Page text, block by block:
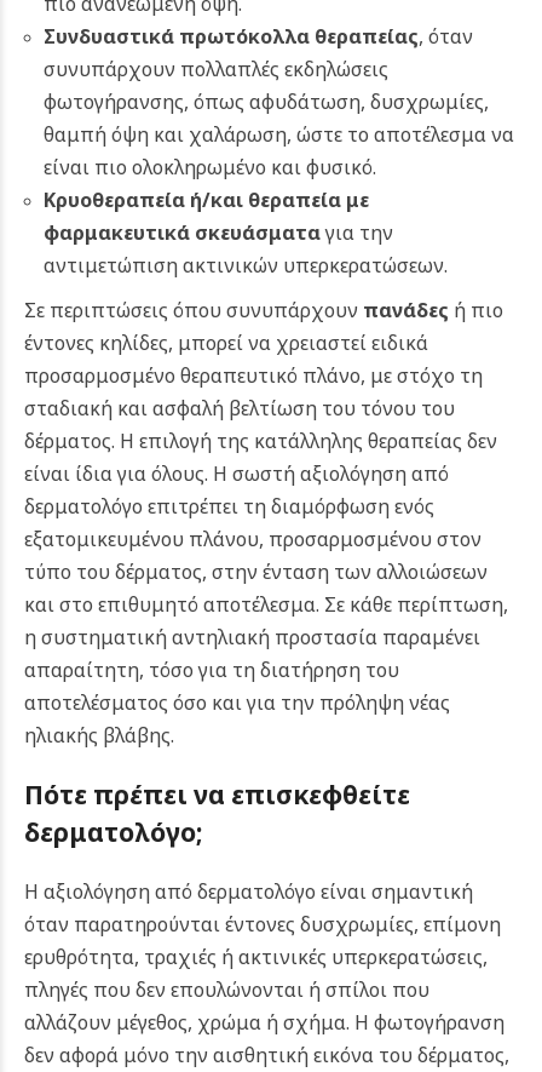
Συνδυαστικά πρωτόκολλα θεραπείας, όταν
συνυπάρχουν πολλαπλές εκδηλώσεις
φωτογήρανσης, όπως αφυδάτωση, δυσχρωμίες,
θαμπή όψη και χαλάρωση, ώστε το αποτέλεσμα να
είναι πιο ολοκληρωμένο και φυσικό.
Κρυοθεραπεία ή/και θεραπεία με
φαρμακευτικά σκευάσματαγια την
αντιμετώπιση ακτινικών υπερκερατώσεων.
Σε περιπτώσεις όπου συνυπάρχουν πανάδες ή πιο
έντονες κηλίδες, μπορεί να χρειαστεί ειδικά
προσαρμοσμένο θεραπευτικό πλάνο, με στόχο τη
σταδιακή και ασφαλή βελτίωση του τόνου του
δέρματος. Η επιλογή της κατάλληλης θεραπείας δεν
είναι ίδια για όλους. Η σωστή αξιολόγηση από
δερματολόγο επιτρέπει τη διαμόρφωση ενός
εξατομικευμένου πλάνου, προσαρμοσμένου στον
τύπο του δέρματος, στην ένταση των αλλοιώσεων
και στο επιθυμητό αποτέλεσμα. Σε κάθε περίπτωση,
η συστηματική αντηλιακή προστασία παραμένει
απαραίτητη, τόσο για τη διατήρηση του
αποτελέσματος όσο και για την πρόληψη νέας
ηλιακής βλάβης.
Πότε πρέπει να επισκεφθείτε
δερματολόγο;
Η αξιολόγηση από δερματολόγο είναι σημαντική
όταν παρατηρούνται έντονες δυσχρωμίες, επίμονη
ερυθρότητα, τραχιές ή ακτινικές υπερκερατώσεις,
πληγές που δεν επουλώνονται ή σπίλοι που
αλλάζουν μέγεθος, χρώμα ή σχήμα. Η φωτογήρανση
δεν αφορά μόνο την αισθητική εικόνα του δέρματος,